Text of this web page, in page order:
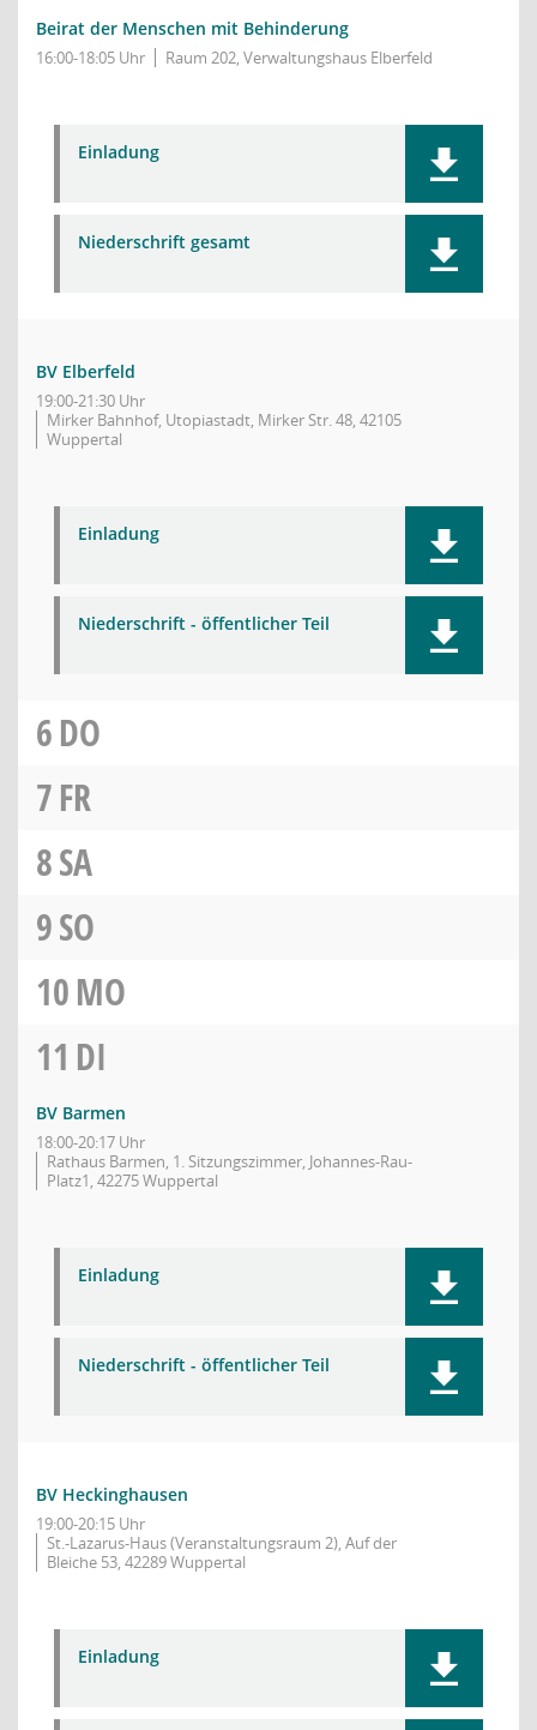
Beirat der Menschen mit Behinderung
16:00-18:05 Uhr Raum 202, Verwaltungshaus Elberfeld
Einladung
Niederschrift gesamt
BV Elberfeld
19:00-21:30 Uhr
Mirker Bahnhof, Utopiastadt, Mirker Str. 48, 42105
Wuppertal
Einladung
Niederschrift - öffentlicher Teil
6DO
7FR
8SA
9SO
10MO
11 DI
BV Barmen
18:00-20:17 Uhr
Rathaus Barmen, 1. Sitzungszimmer, Johannes-Rau-
Platz1, 42275 Wuppertal
Einladung
Niederschrift - öffentlicher Teil
BV Heckinghausen
19:00-20:15 Uhr
St.-Lazarus-Haus (Veranstaltungsraum 2), Auf der
Bleiche 53, 42289 Wuppertal
Einladung